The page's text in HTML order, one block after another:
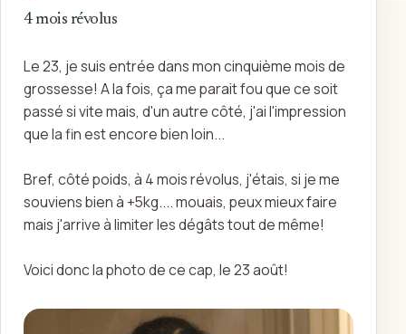
4 mois révolus
Le 23, je suis entrée dans mon cinquième mois de
grossesse! A la fois, ça me parait fou que ce soit
passé si vite mais, d'un autre côté, j'ai l'impression
que la fin est encore bien loin...
Bref, côté poids, à 4 mois révolus, j'étais, si je me
souviens bien à +5kg.... mouais, peux mieux faire
mais j'arrive à limiter les dégâts tout de même!
Voici donc la photo de ce cap, le 23 août!